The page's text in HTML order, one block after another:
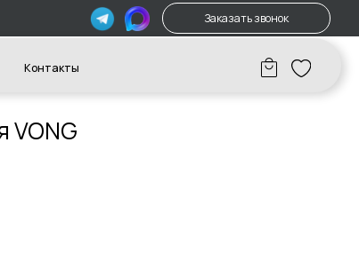
Заказать звонок
VONG